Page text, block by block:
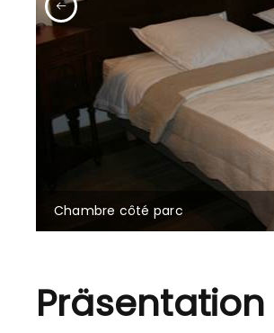
Chambre côté parc
Präsentation